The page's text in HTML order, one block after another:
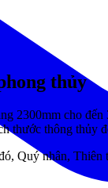
thủy
2300mm cho
thước thông thủy
Quý nhân, Thiên